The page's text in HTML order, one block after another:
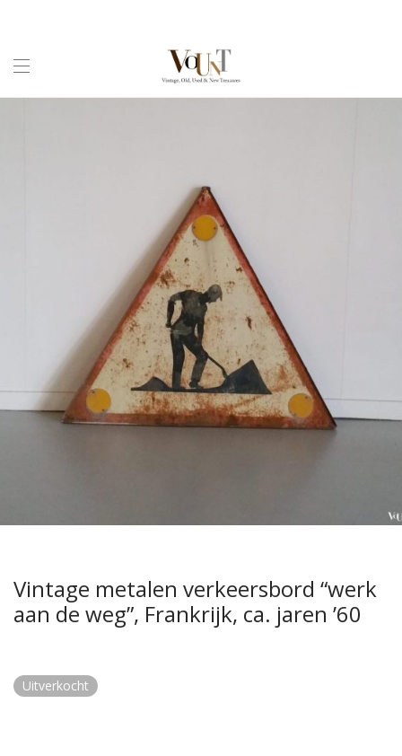
Vintage metalen verkeersbord “werk
aan de weg”, Frankrijk, ca. jaren ’60
Uitverkocht